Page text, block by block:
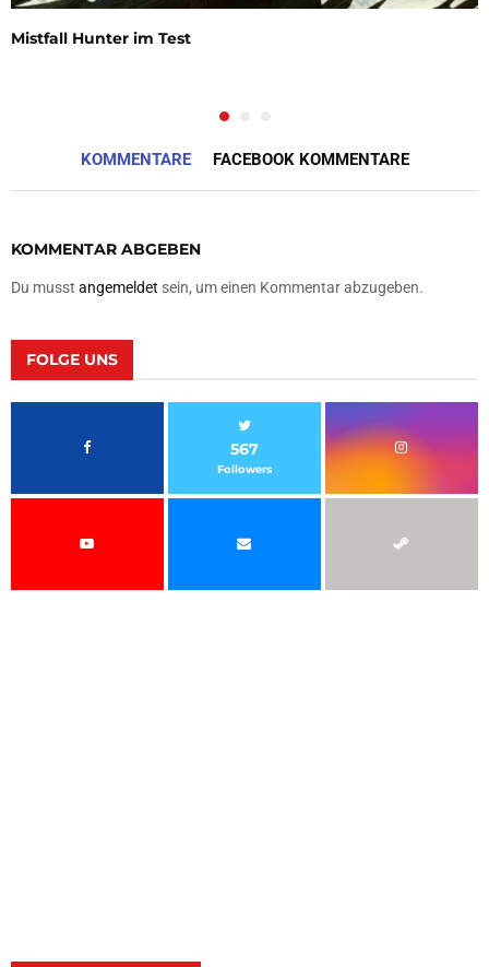
Mistfall Hunter im Test
KOMMENTARE FACEBOOK KOMMENTARE
KOMMENTAR ABGEBEN
Du musst angemeldet sein, um einen Kommentar abzugeben.
FOLGE UNS
567
Followers